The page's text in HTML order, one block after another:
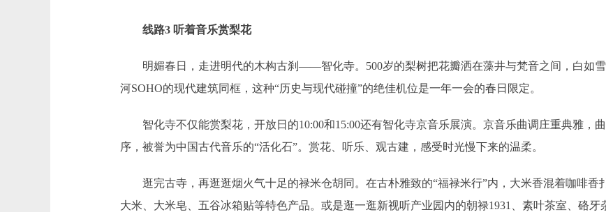
线路3 听着音乐赏梨花
明媚春日，走进明代的木构古刹——智化寺。500岁的梨树把花瓣洒在藻井与梵音之间，白如雪
河SOHO的现代建筑同框，这种“历史与现代碰撞”的绝佳机位是一年一会的春日限定。
智化寺不仅能赏梨花，开放日的10:00和15:00还有智化寺京音乐展演。京音乐曲调庄重典雅，
序，被誉为中国古代音乐的“活化石”。赏花、听乐、观古建，感受时光慢下来的温柔。
逛完古寺，再逛逛烟火气十足的禄米仓胡同。在古朴雅致的“福禄米行”内，大米香混着咖啡香
大米、大米皂、五谷冰箱贴等特色产品。或是逛一逛新视听产业园内的朝禄1931、素叶茶室、硌